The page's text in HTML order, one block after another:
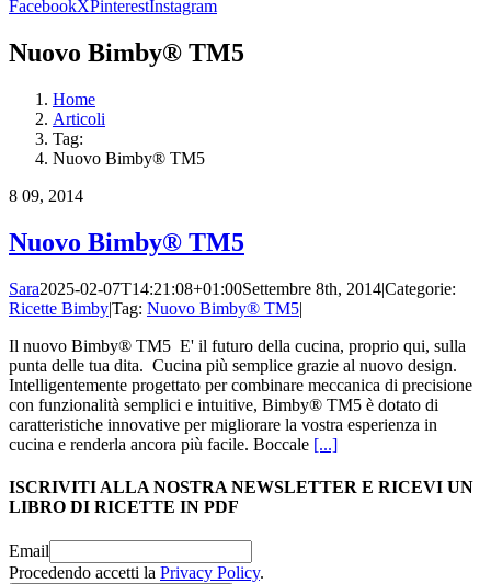
FacebookXPinterestInstagram
Nuovo Bimby® TM5
Home
Articoli
Tag:
Nuovo Bimby® TM5
8 09, 2014
Nuovo Bimby® TM5
Sara2025-02-07T14:21:08+01:00Settembre 8th, 2014|Categorie:
Ricette Bimby|Tag: Nuovo Bimby® TM5|
Il nuovo Bimby® TM5 E' il futuro della cucina, proprio qui, sulla
punta delle tua dita. Cucina più semplice grazie al nuovo design.
Intelligentemente progettato per combinare meccanica di precisione
con funzionalità semplici e intuitive, Bimby® TM5 è dotato di
caratteristiche innovative per migliorare la vostra esperienza in
cucina e renderla ancora più facile. Boccale [...]
ISCRIVITI ALLA NOSTRA NEWSLETTER E RICEVI UN
LIBRO DI RICETTE IN PDF
Email
Procedendo accetti la Privacy Policy.